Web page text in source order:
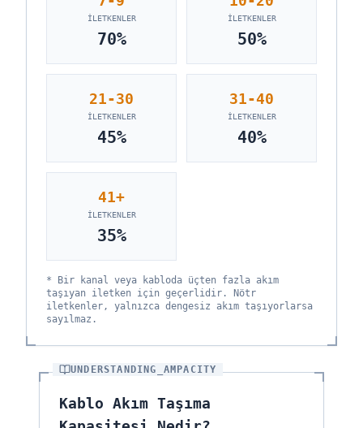
İLETKENLER
70%
İLETKENLER
50%
21-30
İLETKENLER
45%
31-40
İLETKENLER
40%
41+
İLETKENLER
35%
* Bir kanal veya kabloda üçten fazla akım
taşıyan iletken için geçerlidir. Nötr
iletkenler, yalnızca dengesiz akım taşıyorlarsa
sayılmaz.
UNDERSTANDING_AMPACITY
Kablo Akım Taşıma